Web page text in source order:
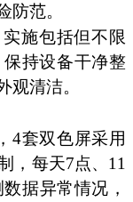
防范。
施包括但不限
持设备干净整
观清洁。
4套双色屏采用
，每天7点、11
据异常情况，